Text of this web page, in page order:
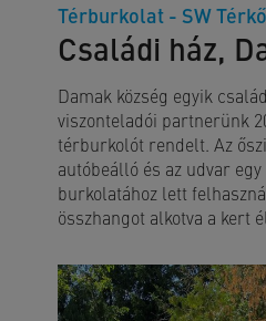
Térburkolat - SW Térkő
Családi ház,
Damak község egyik
viszonteladói partnerünk
térburkolót rendelt. Az
autóbeálló és az udvar
burkolatához lett
összhangot alkotva a kert